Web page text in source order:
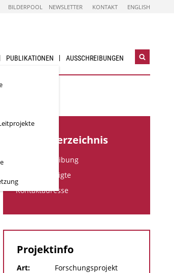
BILDERPOOL NEWSLETTER KONTAKT ENGLISH
PUBLIKATIONEN AUSSCHREIBUNGEN
Inhaltsverzeichnis
Kurzbeschreibung
Projektbeteiligte
Kontaktadresse
Projektinfo
Art:
Forschungsprojekt